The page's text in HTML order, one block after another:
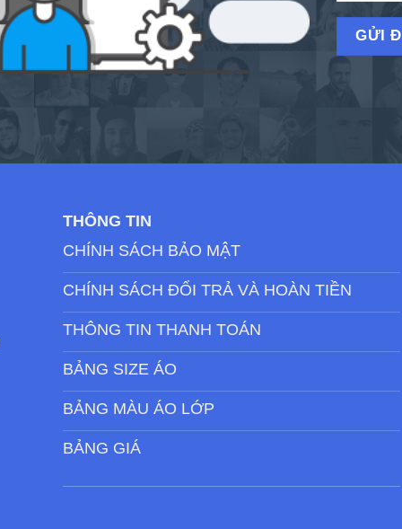
THÔNG TIN
CHÍNH SÁCH BẢO MẬT
CHÍNH SÁCH ĐỔI TRẢ VÀ HOÀN TIỀN
THÔNG TIN THANH TOÁN
BẢNG SIZE ÁO
BẢNG MÀU ÁO LỚP
BẢNG GIÁ